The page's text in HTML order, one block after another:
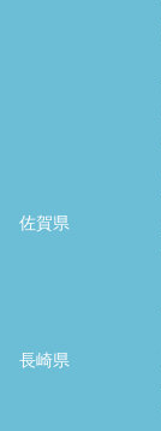
佐賀県
長崎県